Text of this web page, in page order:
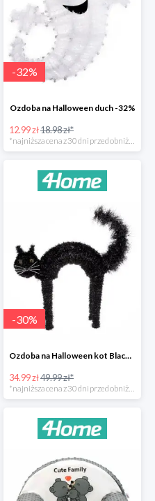
-32%
Ozdoba na Halloween duch -32%
12.99 zł18.98 zł*
*najniższa cena z 30 dni przed obniżką
-30%
Ozdoba na Halloween kot Black -35%
34.99 zł49.99 zł*